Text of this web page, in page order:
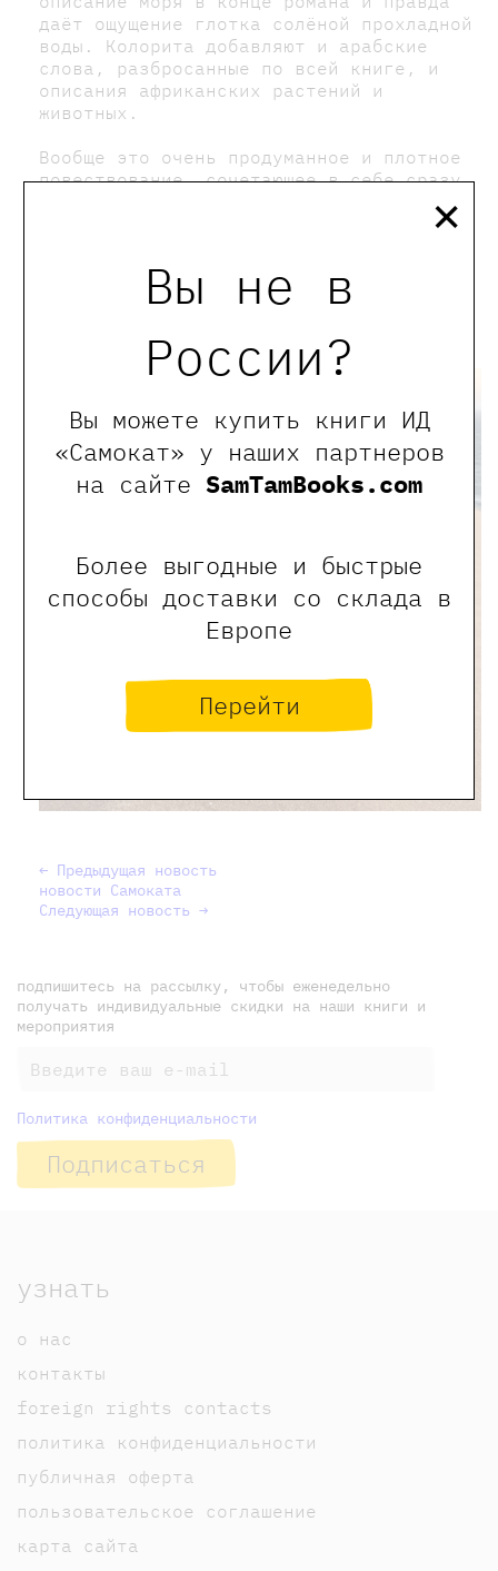
Вы не в
России?
Вы можете купить книги ИД
«Самокат» у наших партнеров
на сайте SamTamBooks.com
Более выгодные и быстрые
способы доставки со склада в
Европе
Перейти
×
даёт ощущение глотка солёной прохладной
воды. Колорита добавляют и арабские
слова, разбросанные по всей книге, и
описания африканских растений и
животных.
Вообще это очень продуманное и плотное
повествование, сочетающее в себе сразу
глубокого текста, который перенесёт вас
в другую реальность, присмотритесь к
← Предыдущая новость
новости Самоката
Следующая новость →
подпишитесь на рассылку, чтобы еженедельно
получать индивидуальные скидки на наши книги и
мероприятия
Политика конфиденциальности
Подписаться
узнать
о нас
контакты
foreign rights contacts
политика конфиденциальности
публичная оферта
пользовательское соглашение
карта сайта